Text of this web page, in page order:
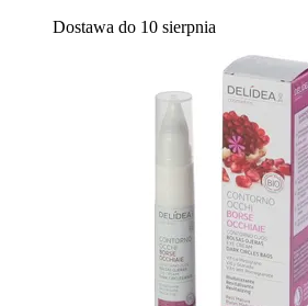
Dostawa do 10 sierpnia